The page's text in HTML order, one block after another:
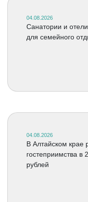
04.08.2026
Санатории и
для семейного
04.08.2026
В Алтайском крае
гостеприимства в
рублей